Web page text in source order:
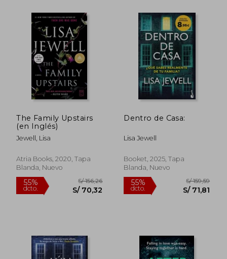
The Family Upstairs
(en Inglés)
Jewell, Lisa
Atria Books, 2020, Tapa
Blanda, Nuevo
Dentro de Casa:
Lisa Jewell
Booket, 2025, Tapa
Blanda, Nuevo